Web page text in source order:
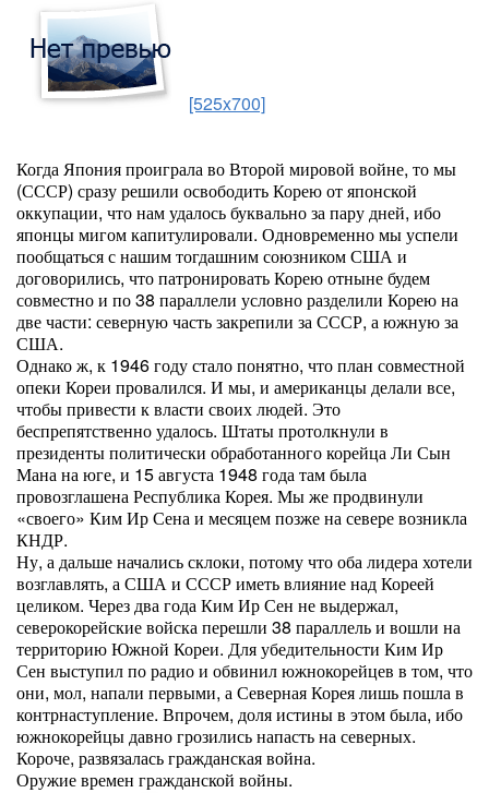
[525x700]
Когда Япония проиграла во Второй мировой войне, то мы
(СССР) сразу решили освободить Корею от японской
оккупации, что нам удалось буквально за пару дней, ибо
японцы мигом капитулировали. Одновременно мы успели
пообщаться с нашим тогдашним союзником США и
договорились, что патронировать Корею отныне будем
совместно и по 38 параллели условно разделили Корею на
две части: северную часть закрепили за СССР, а южную за
США.
Однако ж, к 1946 году стало понятно, что план совместной
опеки Кореи провалился. И мы, и американцы делали все,
чтобы привести к власти своих людей. Это
беспрепятственно удалось. Штаты протолкнули в
президенты политически обработанного корейца Ли Сын
Мана на юге, и 15 августа 1948 года там была
провозглашена Республика Корея. Мы же продвинули
«своего» Ким Ир Сена и месяцем позже на севере возникла
КНДР.
Ну, а дальше начались склоки, потому что оба лидера хотели
возглавлять, а США и СССР иметь влияние над Кореей
целиком. Через два года Ким Ир Сен не выдержал,
северокорейские войска перешли 38 параллель и вошли на
территорию Южной Кореи. Для убедительности Ким Ир
Сен выступил по радио и обвинил южнокорейцев в том, что
они, мол, напали первыми, а Северная Корея лишь пошла в
контрнаступление. Впрочем, доля истины в этом была, ибо
южнокорейцы давно грозились напасть на северных.
Короче, развязалась гражданская война.
Оружие времен гражданской войны.